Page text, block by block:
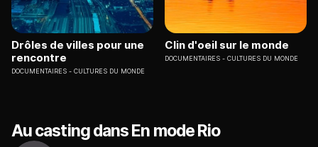
Drôles de villes pour une
rencontre
DOCUMENTAIRES CULTURES DU MONDE
Clin d'oeil sur le monde
DOCUMENTAIRES CULTURES DU MONDE
Au casting dans En mode Rio